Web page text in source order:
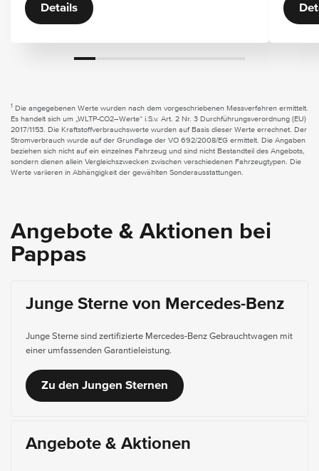
Details
1
Die angegebenen Werte wurden nach dem vorgeschriebenen Messverfahren ermittelt.
Es handelt sich um „WLTP-CO2–Werte“ i.S.v. Art. 2 Nr. 3 Durchführungsverordnung (EU)
2017/1153. Die Kraftstoffverbrauchswerte wurden auf Basis dieser Werte errechnet. Der
Stromverbrauch wurde auf der Grundlage der VO 692/2008/EG ermittelt. Die Angaben
beziehen sich nicht auf ein einzelnes Fahrzeug und sind nicht Bestandteil des Angebots,
sondern dienen allein Vergleichszwecken zwischen verschiedenen Fahrzeugtypen. Die
Werte variieren in Abhängigkeit der gewählten Sonderausstattungen.
Angebote & Aktionen bei
Pappas
Junge Sterne von Mercedes-Benz
Junge Sterne sind zertifizierte Mercedes-Benz Gebrauchtwagen mit
einer umfassenden Garantieleistung.
Zu den Jungen Sternen
Angebote & Aktionen